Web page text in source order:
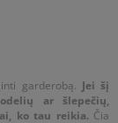
garderobą. Jei šį
ar šlepečių,
ko tau reikia.Čia